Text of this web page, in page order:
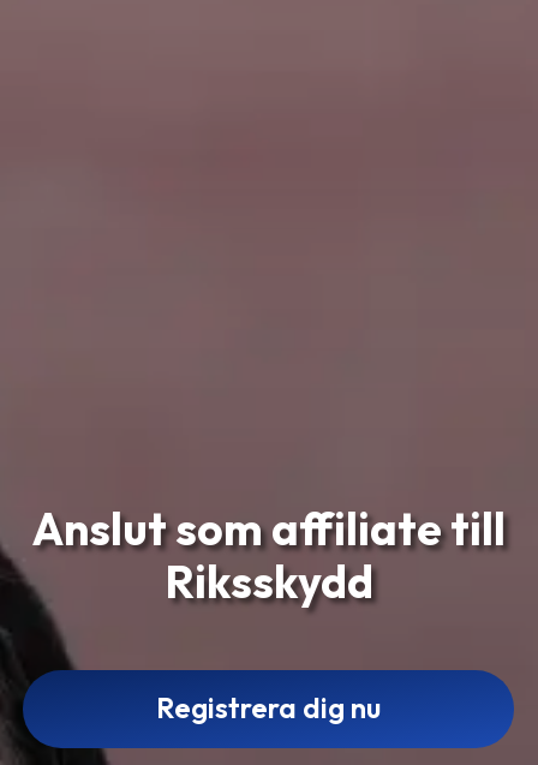
Anslut som affiliate till
Riksskydd
Registrera dig nu